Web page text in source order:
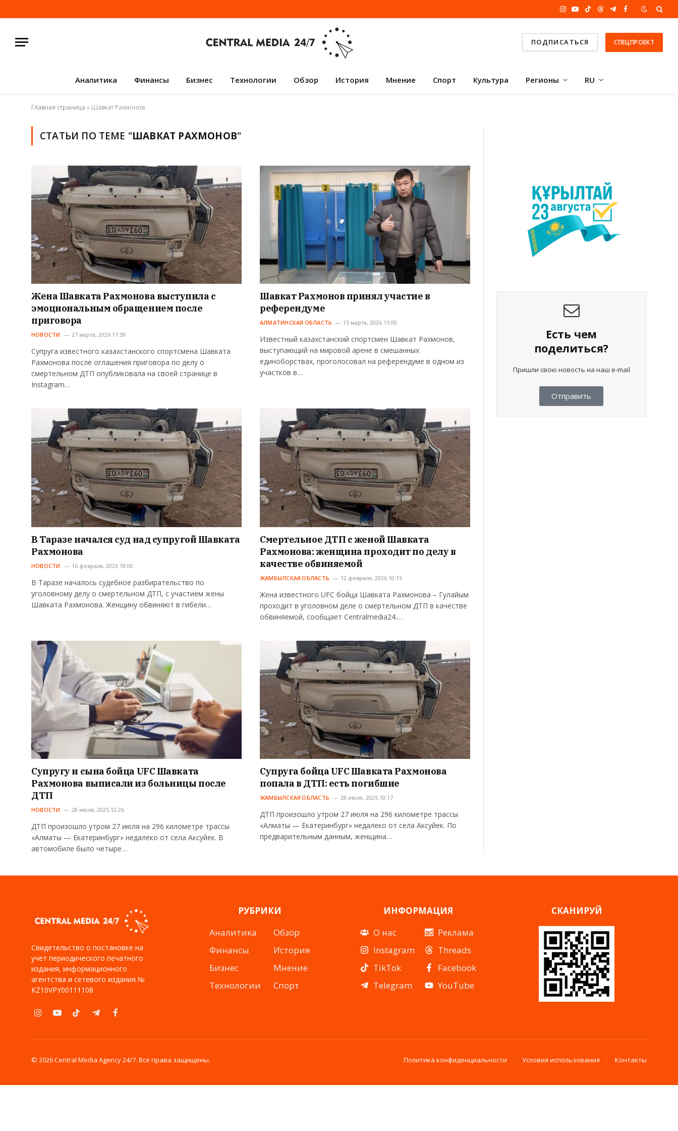
Instagram
YouTube
TikTokThreadsTelegram
Facebook
ПОДПИСАТЬСЯ СПЕЦПРОЕКТ
Аналитика Финансы Бизнес Технологии Обзор История Мнение Спорт Культура Регионы RU
Главная страница » Шавкат Рахмонов
СТАТЬИ ПО ТЕМЕ "ШАВКАТ РАХМОНОВ"
Жена Шавката Рахмонова выступила с
эмоциональным обращением после
приговора
НОВОСТИ 27 марта, 2026 17:59
Супруга известного казахстанского спортсмена Шавката
Рахмонова после оглашения приговора по делу о
смертельном ДТП опубликовала на своей странице в
Instagram…
Шавкат Рахмонов принял участие в
референдуме
АЛМАТИНСКАЯ ОБЛАСТЬ 15 марта, 2026 15:00
Известный казахстанский спортсмен Шавкат Рахмонов,
выступающий на мировой арене в смешанных
единоборствах, проголосовал на референдуме в одном из
участков в…
В Таразе начался суд над супругой Шавката
Рахмонова
НОВОСТИ 16 февраля, 2026 18:00
В Таразе началось судебное разбирательство по
уголовному делу о смертельном ДТП, с участием жены
Шавката Рахмонова. Женщину обвиняют в гибели…
Смертельное ДТП с женой Шавката
Рахмонова: женщина проходит по делу в
качестве обвиняемой
ЖАМБЫЛСКАЯ ОБЛАСТЬ 12 февраля, 2026 10:15
Жена известного UFC бойца Шавката Рахмонова – Гулайым
проходит в уголовном деле о смертельном ДТП в качестве
обвиняемой, сообщает Centralmedia24.…
Супругу и сына бойца UFC Шавката
Рахмонова выписали из больницы после
ДТП
НОВОСТИ 28 июля, 2025 12:26
ДТП произошло утром 27 июля на 296 километре трассы
«Алматы — Екатеринбург» недалеко от села Аксуйек. В
автомобиле было четыре…
Супруга бойца UFC Шавката Рахмонова
попала в ДТП: есть погибшие
ЖАМБЫЛСКАЯ ОБЛАСТЬ 28 июля, 2025 10:17
ДТП произошло утром 27 июля на 296 километре трассы
«Алматы — Екатеринбург» недалеко от села Аксуйек. По
предварительным данным, женщина…
Есть чем
поделиться?
Пришли свою новость на наш e-mail
Отправить
Свидетельство о постановке на
учет периодического печатного
издания, информационного
агентства и сетевого издания №
KZ10VPY00111108
InstagramYouTubeTikTokTelegramFacebook
РУБРИКИ
Аналитика
Финансы
Бизнес
Технологии
Обзор
История
Мнение
Спорт
ИНФОРМАЦИЯ
О нас
Instagram
TikTok
Telegram
Реклама
Threads
Facebook
YouTube
СКАНИРУЙ
© 2026 Central Media Agency 24/7. Все права защищены. Политика конфиденциальности Условия использования Контакты